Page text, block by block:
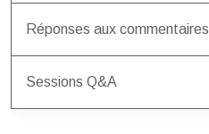
Réponses aux commentaires
Sessions Q&A